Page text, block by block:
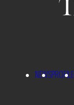
NEWSPROFILE